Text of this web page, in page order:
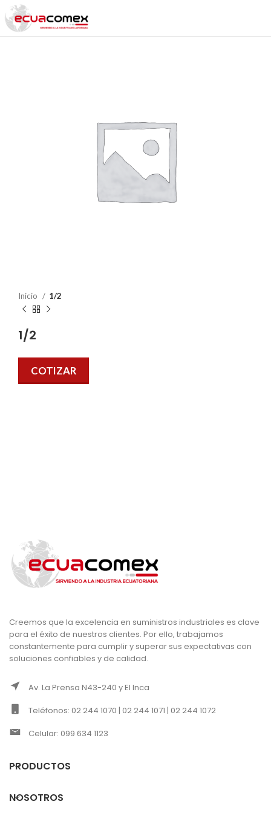
Inicio 1/2
1/2
COTIZAR
Creemos que la excelencia en suministros industriales es clave
para el éxito de nuestros clientes. Por ello, trabajamos
constantemente para cumplir y superar sus expectativas con
soluciones confiables y de calidad.
Av. La Prensa N43-240 y El Inca
Teléfonos: 02 244 1070 | 02 244 1071 | 02 244 1072
Celular: 099 634 1123
PRODUCTOS
NOSOTROS